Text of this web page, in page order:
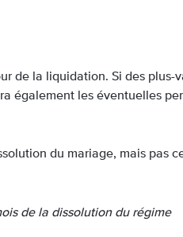
de la liquidation. Si des plus-
également les éventuelles
du mariage, mais pas
de la dissolution du régime